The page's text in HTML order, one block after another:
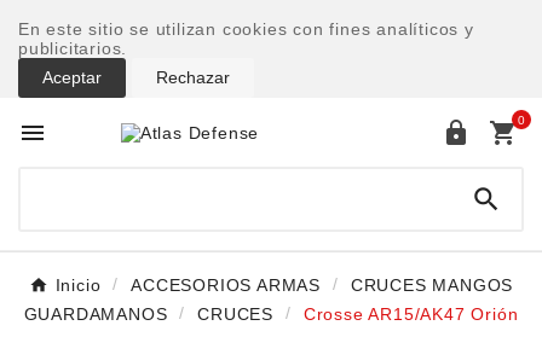
En este sitio se utilizan cookies con fines analíticos y
publicitarios.
Aceptar
Rechazar
  0

Inicio ACCESORIOS ARMAS
CRUCES MANGOS
GUARDAMANOS
CRUCES Crosse AR15/AK47 Orión